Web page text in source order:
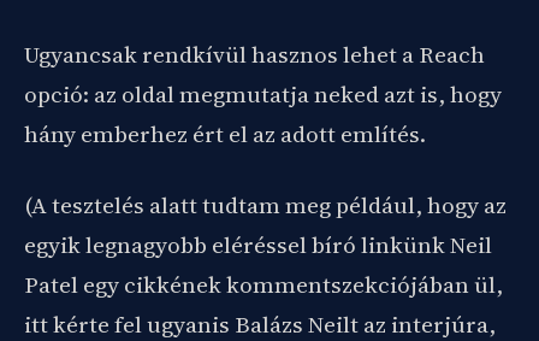
Ugyancsak rendkívül hasznos lehet a Reach
opció: az oldal megmutatja neked azt is, hogy
hány emberhez ért el az adott említés.
(A tesztelés alatt tudtam meg például, hogy az
egyik legnagyobb eléréssel bíró linkünk Neil
Patel egy cikkének kommentszekciójában ül,
itt kérte fel ugyanis Balázs Neilt az interjúra,